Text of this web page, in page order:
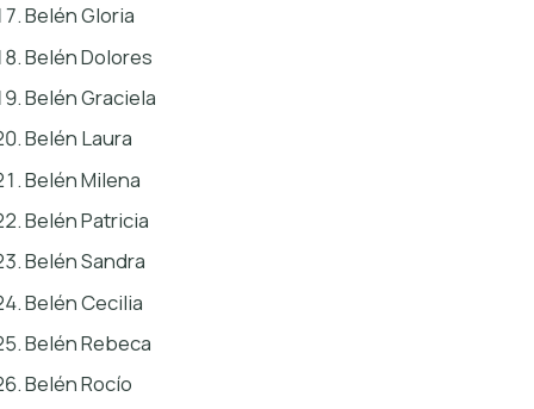
Belén Gloria
Belén Dolores
Belén Graciela
Belén Laura
Belén Milena
Belén Patricia
Belén Sandra
Belén Cecilia
Belén Rebeca
Belén Rocío